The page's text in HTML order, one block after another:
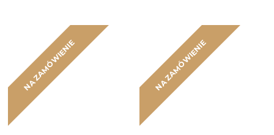
NA ZAMÓWIENIE NA ZAMÓWIENIE